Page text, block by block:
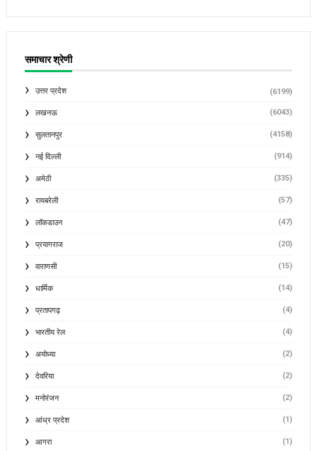
समाचार श्रेणी
उत्तर प्रदेश (6199)
लखनऊ (6043)
सुलतानपुर (4158)
नई दिल्ली (914)
अमेठी (335)
रायबरेली (57)
लॉकडाउन (47)
प्रयागराज (20)
वाराणसी (15)
धार्मिक (14)
प्रतापगढ़ (4)
भारतीय रेल (4)
अयोध्या (2)
देवरिया (2)
मनोरंजन (2)
आंध्र प्रदेश (1)
आगरा (1)